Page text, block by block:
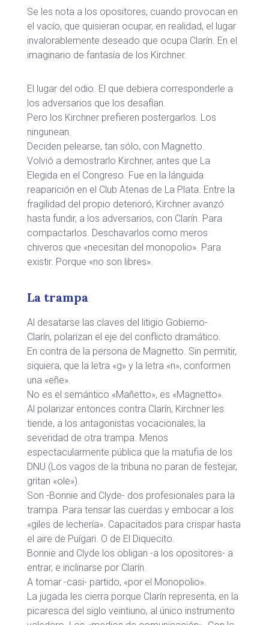
Se les nota a los opositores, cuando provocan en
el vacío, que quisieran ocupar, en realidad, el lugar
invalorablemente deseado que ocupa Clarín. En el
imaginario de fantasía de los Kirchner.
El lugar del odio. El que debiera corresponderle a
los adversarios que los desafían.
Pero los Kirchner prefieren postergarlos. Los
ningunean.
Deciden pelearse, tan sólo, con Magnetto.
Volvió a demostrarlo Kirchner, antes que La
Elegida en el Congreso. Fue en la lánguida
reaparición en el Club Atenas de La Plata. Entre la
fragilidad del propio deterioró, Kirchner avanzó
hasta fundir, a los adversarios, con Clarín. Para
compactarlos. Deschavarlos como meros
chiveros que «necesitan del monopolio». Para
existir. Porque «no son libres».
La trampa
Al desatarse las claves del litigio Gobierno-
Clarín, polarizan el eje del conflicto dramático.
En contra de la persona de Magnetto. Sin permitir,
siquiera, que la letra «g» y la letra «n», conformen
una «eñe».
No es el semántico «Mañetto», es «Magnetto».
Al polarizar entonces contra Clarín, Kirchner les
tiende, a los antagonistas vocacionales, la
severidad de otra trampa. Menos
espectacularmente pública que la matufia de los
DNU (Los vagos de la tribuna no paran de festejar,
gritan «ole»).
Son -Bonnie and Clyde- dos profesionales para la
trampa. Para tensar las cuerdas y embocar a los
«giles de lechería». Capacitados para crispar hasta
el aire de Puígari. O de El Diquecito.
Bonnie and Clyde los obligan -a los opositores- a
entrar, e inclinarse por Clarín.
A tomar -casi- partido, «por el Monopolio».
La jugada les cierra porque Clarín representa, en la
picaresca del siglo veintiuno, al único instrumento